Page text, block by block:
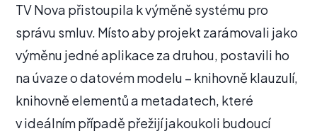
TV Nova přistoupila k výměně systému pro
správu smluv. Místo aby projekt zarámovali jako
výměnu jedné aplikace za druhou, postavili ho
na úvaze o datovém modelu – knihovně klauzulí,
knihovně elementů a metadatech, které
v ideálním případě přežijí jakoukoli budoucí